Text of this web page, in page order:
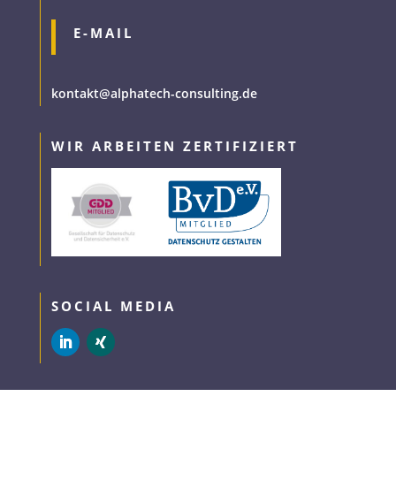
E-MAIL
kontakt@alphatech-consulting.de
WIR ARBEITEN ZERTIFIZIERT
SOCIAL MEDIA